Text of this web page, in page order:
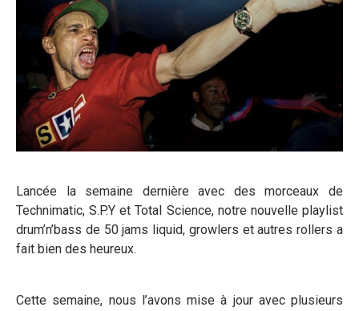
Lancée la semaine dernière avec des morceaux de
Technimatic, S.P.Y et Total Science, notre nouvelle playlist
drum’n’bass de 50 jams liquid, growlers et autres rollers a
fait bien des heureux.
Cette semaine, nous l’avons mise à jour avec plusieurs